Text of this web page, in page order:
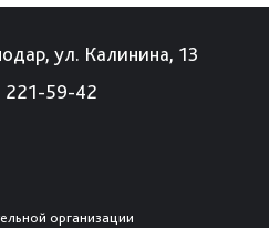
ул. Калинина, 13
221-59-42
организации